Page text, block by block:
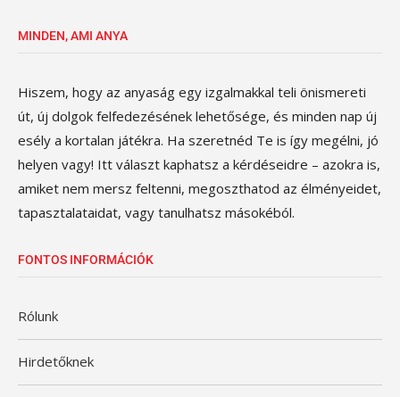
MINDEN, AMI ANYA
Hiszem, hogy az anyaság egy izgalmakkal teli önismereti
út, új dolgok felfedezésének lehetősége, és minden nap új
esély a kortalan játékra. Ha szeretnéd Te is így megélni, jó
helyen vagy! Itt választ kaphatsz a kérdéseidre – azokra is,
amiket nem mersz feltenni, megoszthatod az élményeidet,
tapasztalataidat, vagy tanulhatsz másokéból.
FONTOS INFORMÁCIÓK
Rólunk
Hirdetőknek